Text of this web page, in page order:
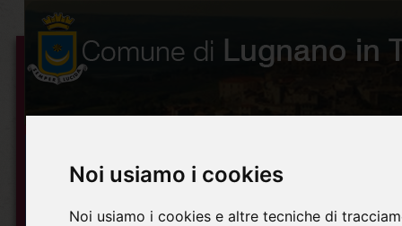
Noi usiamo i cookies
Noi usiamo i cookies e altre tecniche di